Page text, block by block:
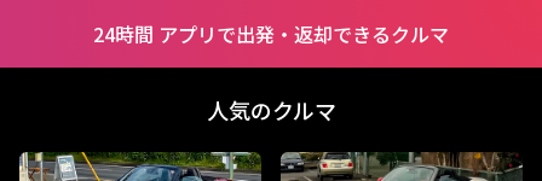
24時間 アプリで出発・返却できるクルマ
人気のクルマ